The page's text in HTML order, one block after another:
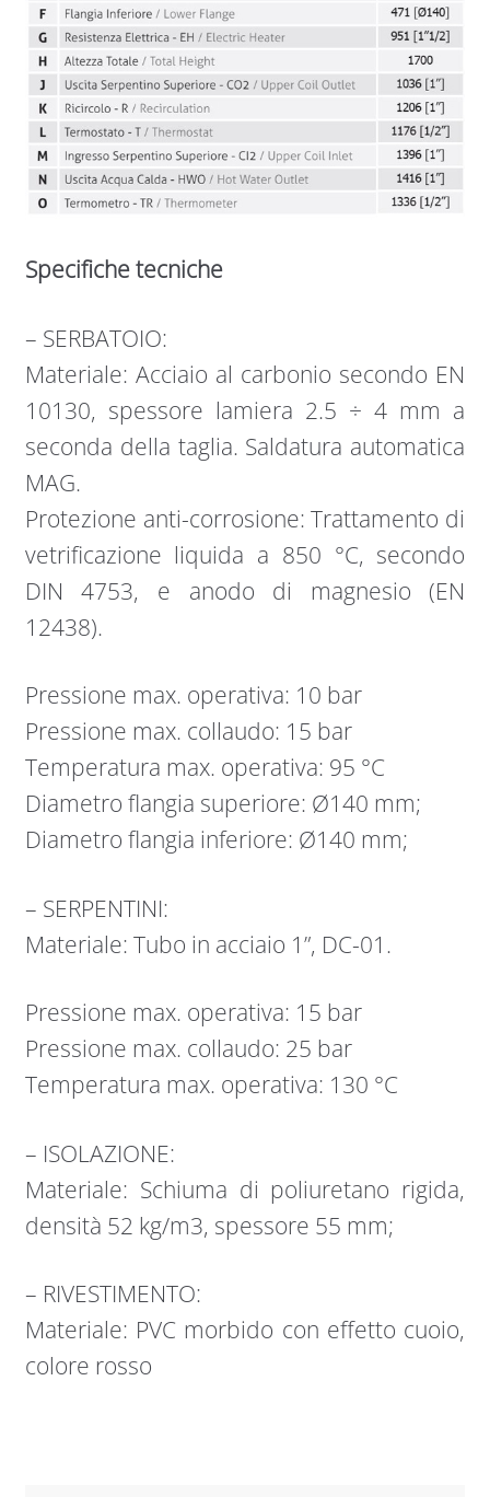
Specifiche tecniche
– SERBATOIO:
Materiale: Acciaio al carbonio secondo EN
10130, spessore lamiera 2.5 ÷ 4 mm a
seconda della taglia. Saldatura automatica
MAG.
Protezione anti-corrosione: Trattamento di
vetrificazione liquida a 850 °C, secondo
DIN 4753, e anodo di magnesio (EN
12438).
Pressione max. operativa: 10 bar
Pressione max. collaudo: 15 bar
Temperatura max. operativa: 95 °C
Diametro flangia superiore: Ø140 mm;
Diametro flangia inferiore: Ø140 mm;
– SERPENTINI:
Materiale: Tubo in acciaio 1”, DC-01.
Pressione max. operativa: 15 bar
Pressione max. collaudo: 25 bar
Temperatura max. operativa: 130 °C
– ISOLAZIONE:
Materiale: Schiuma di poliuretano rigida,
densità 52 kg/m3, spessore 55 mm;
– RIVESTIMENTO:
Materiale: PVC morbido con effetto cuoio,
colore rosso